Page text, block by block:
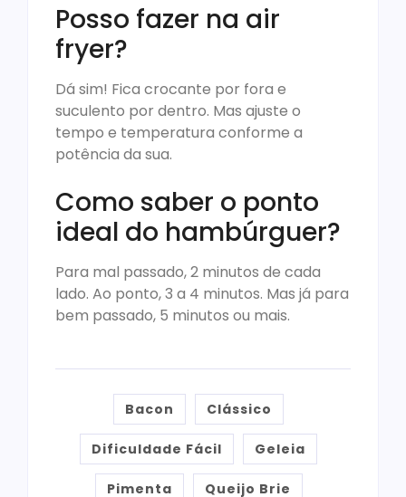
Posso fazer na air
fryer?
Dá sim! Fica crocante por fora e
suculento por dentro. Mas ajuste o
tempo e temperatura conforme a
potência da sua.
Como saber o ponto
ideal do hambúrguer?
Para mal passado, 2 minutos de cada
lado. Ao ponto, 3 a 4 minutos. Mas já para
bem passado, 5 minutos ou mais.
Bacon Clássico
Dificuldade Fácil Geleia
Pimenta Queijo Brie